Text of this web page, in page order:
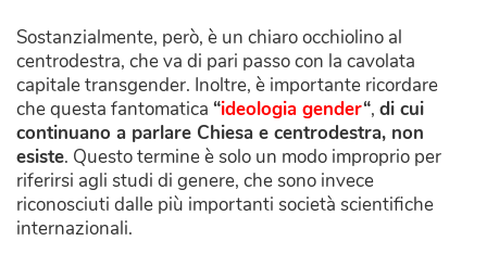
Sostanzialmente, però, è un chiaro occhiolino al
centrodestra, che va di pari passo con la cavolata
capitale transgender. Inoltre, è importante ricordare
che questa fantomatica “ideologia gender“, di cui
continuano a parlare Chiesa e centrodestra, non
esiste. Questo termine è solo un modo improprio per
riferirsi agli studi di genere, che sono invece
riconosciuti dalle più importanti società scientifiche
internazionali.